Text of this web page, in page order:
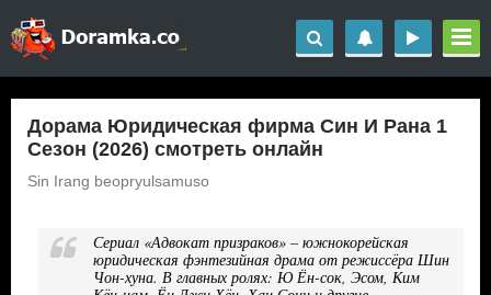
Дорама Юридическая фирма Син И Рана 1
Сезон (2026) смотреть онлайн
Sin Irang beopryulsamuso
Сериал «Адвокат призраков» – южнокорейская
юридическая фэнтезийная драма от режиссёра Шин
Чон-хуна. В главных ролях: Ю Ён-сок, Эсом, Ким